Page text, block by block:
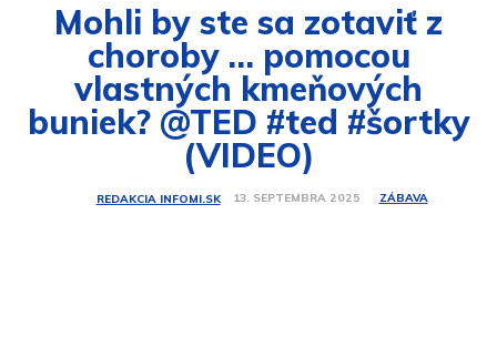
Mohli by ste sa zotaviť z
choroby … pomocou
vlastných kmeňových
buniek? @TED ​​#ted #šortky
(VIDEO)
REDAKCIA INFOMI.SK 13. SEPTEMBRA 2025 ZÁBAVA